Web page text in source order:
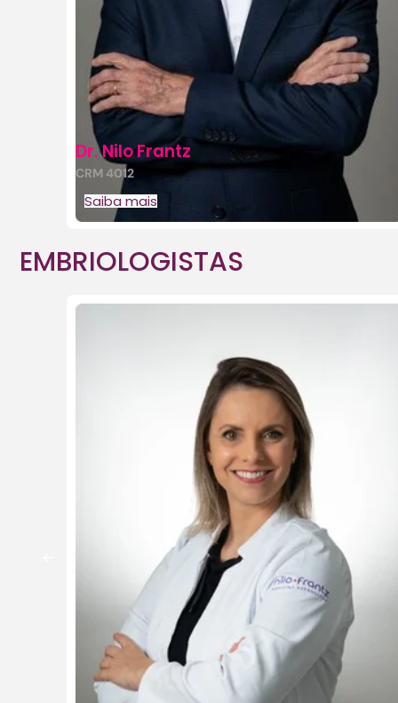
Dr. Nilo Frantz
CRM 4012
Saiba mais
EMBRIOLOGISTAS